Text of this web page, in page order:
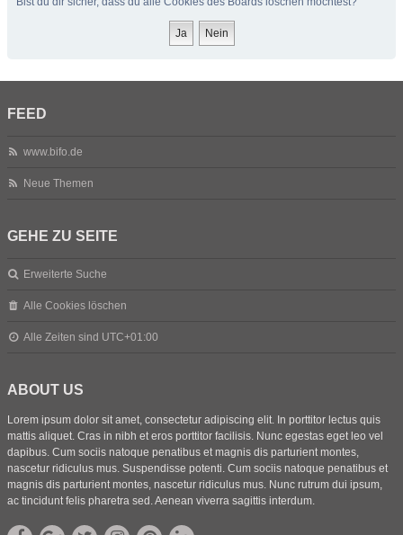
FEED
www.bifo.de
Neue Themen
GEHE ZU SEITE
Erweiterte Suche
Alle Cookies löschen
Alle Zeiten sind UTC+01:00
ABOUT US
Lorem ipsum dolor sit amet, consectetur adipiscing elit. In porttitor lectus quis
mattis aliquet. Cras in nibh et eros porttitor facilisis. Nunc egestas eget leo vel
dapibus. Cum sociis natoque penatibus et magnis dis parturient montes,
nascetur ridiculus mus. Suspendisse potenti. Cum sociis natoque penatibus et
magnis dis parturient montes, nascetur ridiculus mus. Nunc rutrum dui ipsum,
ac tincidunt felis pharetra sed. Aenean viverra sagittis interdum.